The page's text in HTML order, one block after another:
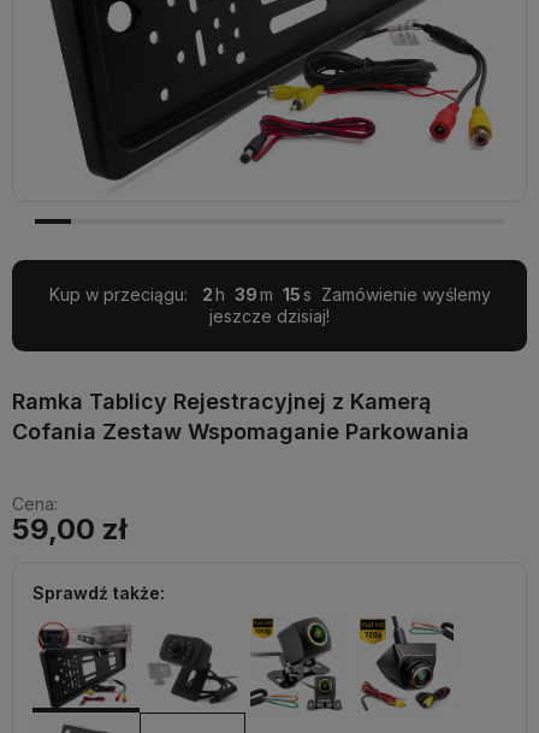
Kup w przeciągu: 2 39 14
Zamówienie wyślemy
jeszcze dzisiaj!
Ramka Tablicy Rejestracyjnej z Kamerą
Cofania Zestaw Wspomaganie Parkowania
Cena:
59,00 zł
Sprawdź także: